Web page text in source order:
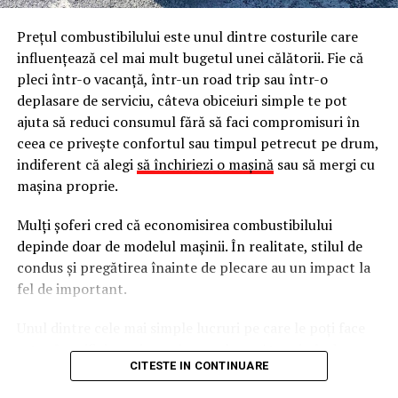
România.
coloanei tale vertebrale și să distribuie uniform
presiunea.
Dacă tu și colegul tău aveți o constituție diferită, aceste
setări vor trebui modificate de fiecare dată. Imaginează-
ți scenariul: tu preferi spătarul într-un anume unghi, în
timp ce colegul tău îl vrea în altul. Faptul că trebuie să
reajustați constant fiecare detaliu este nu doar
Ineficiența ajustărilor constante
ale scaunului de birou
reajusta un scaun de birou de fiecare dată când te așezi.
Fiecare utilizator va avea nevoie de câteva minute
Prețul combustibilului este unul dintre costurile care
influențează cel mai mult bugetul unei călătorii. Fie că
pleci într-o vacanță, într-un road trip sau într-o
deplasare de serviciu, câteva obiceiuri simple te pot
ajuta să reduci consumul fără să faci compromisuri în
ceea ce privește confortul sau timpul petrecut pe drum,
indiferent că alegi să închiriezi o mașinăsau să mergi cu
mașina proprie.
Mulți șoferi cred că economisirea combustibilului
depinde doar de modelul mașinii. În realitate, stilul de
condus și pregătirea înainte de plecare au un impact la
fel de important.
este să verifici presiunea în anvelope. Atunci când
aceasta este prea mică, rezistența la rulare crește, iar
CITESTE IN CONTINUARE